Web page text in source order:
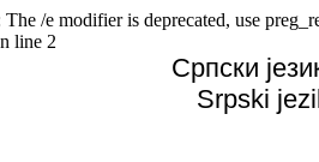
The /e modifier is deprecated, use
line 2
Српски
Srpski